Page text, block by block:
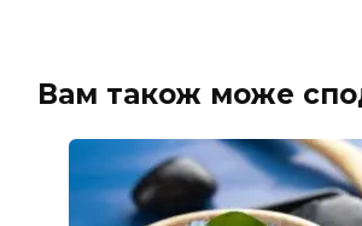
Вам також може